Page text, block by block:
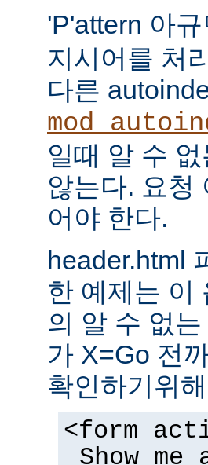
'P'attern 아
지시어를 처
다른
일때 알 수
않는다. 요청
어야 한다.
header.html
한 예제는 이
의 알 수 없
가 X=Go 전
확인하기위
<form
Show